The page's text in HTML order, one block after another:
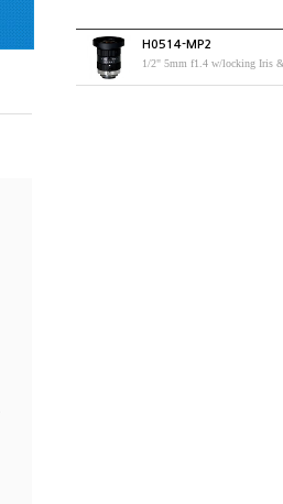
H0514-MP2
1/2" 5mm f1.4 w/locking Iris